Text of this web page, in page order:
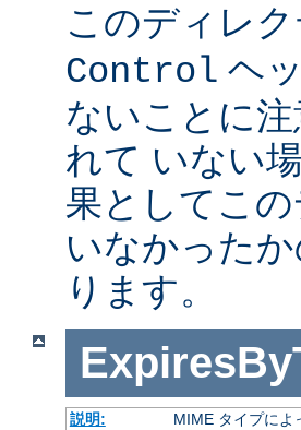
このディレ
Control ヘ
ないことに
れて いない
果としてこ
いなかった
ります。
説明: MIME タイプによ